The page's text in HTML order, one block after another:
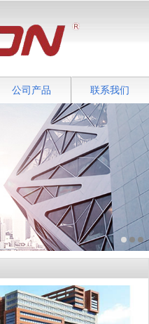
公司产品 联系我们